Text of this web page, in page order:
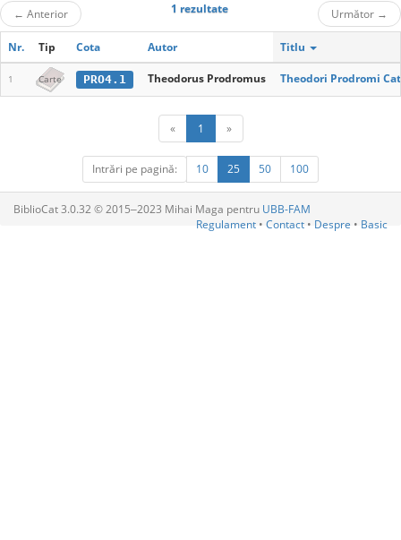
← Anterior 1 rezultate Următor →
Nr. Tip Cota Autor Titlu
1 Carte PRO4.1 Theodorus Prodromus Theodori Prodromi
« 1 »
Intrări pe pagină: 10 25 50 100
BiblioCat 3.0.32 © 2015‒2023 Mihai Maga pentru UBB-FAM
Regulament • Contact • Despre • Basic